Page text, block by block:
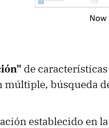
de
múltiple, búsqueda
establecido en